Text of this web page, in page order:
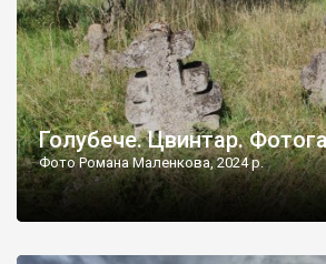
Голубече. Цвинтар.
Фото Романа Маленкова, 2024 р.